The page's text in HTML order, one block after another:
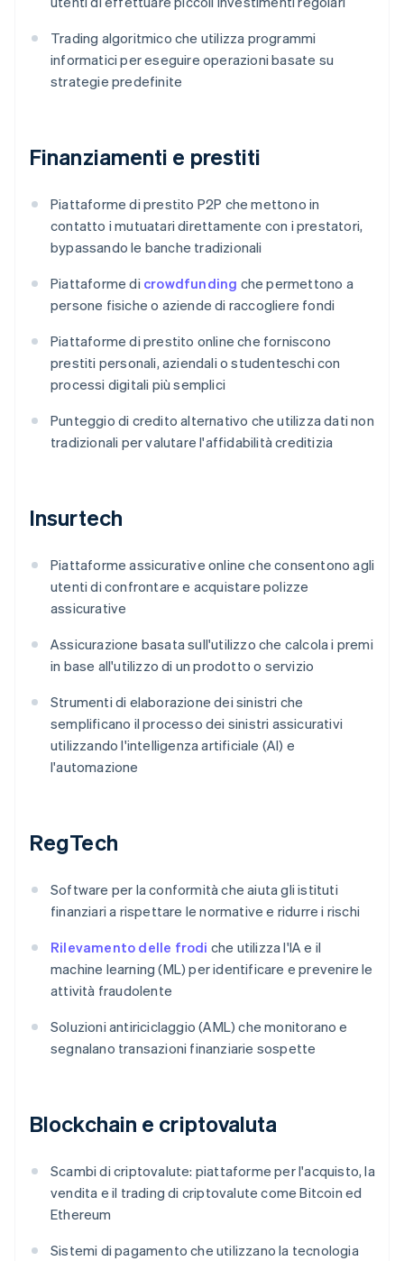
Trading algoritmico che utilizza programmi
informatici per eseguire operazioni basate su
strategie predefinite
Finanziamenti e prestiti
Piattaforme di prestito P2P che mettono in
contatto i mutuatari direttamente con i prestatori,
bypassando le banche tradizionali
Piattaforme di crowdfunding che permettono a
persone fisiche o aziende di raccogliere fondi
Piattaforme di prestito online che forniscono
prestiti personali, aziendali o studenteschi con
processi digitali più semplici
Punteggio di credito alternativo che utilizza dati non
tradizionali per valutare l'affidabilità creditizia
Insurtech
Piattaforme assicurative online che consentono agli
utenti di confrontare e acquistare polizze
assicurative
Assicurazione basata sull'utilizzo che calcola i premi
in base all'utilizzo di un prodotto o servizio
Strumenti di elaborazione dei sinistri che
semplificano il processo dei sinistri assicurativi
utilizzando l'intelligenza artificiale (AI) e
l'automazione
RegTech
Software per la conformità che aiuta gli istituti
finanziari a rispettare le normative e ridurre i rischi
Rilevamento delle frodi che utilizza l'IA e il
machine learning (ML) per identificare e prevenire le
attività fraudolente
Soluzioni antiriciclaggio (AML) che monitorano e
segnalano transazioni finanziarie sospette
Blockchain e criptovaluta
Scambi di criptovalute: piattaforme per l'acquisto, la
vendita e il trading di criptovalute come Bitcoin ed
Ethereum
Sistemi di pagamento che utilizzano la tecnologia